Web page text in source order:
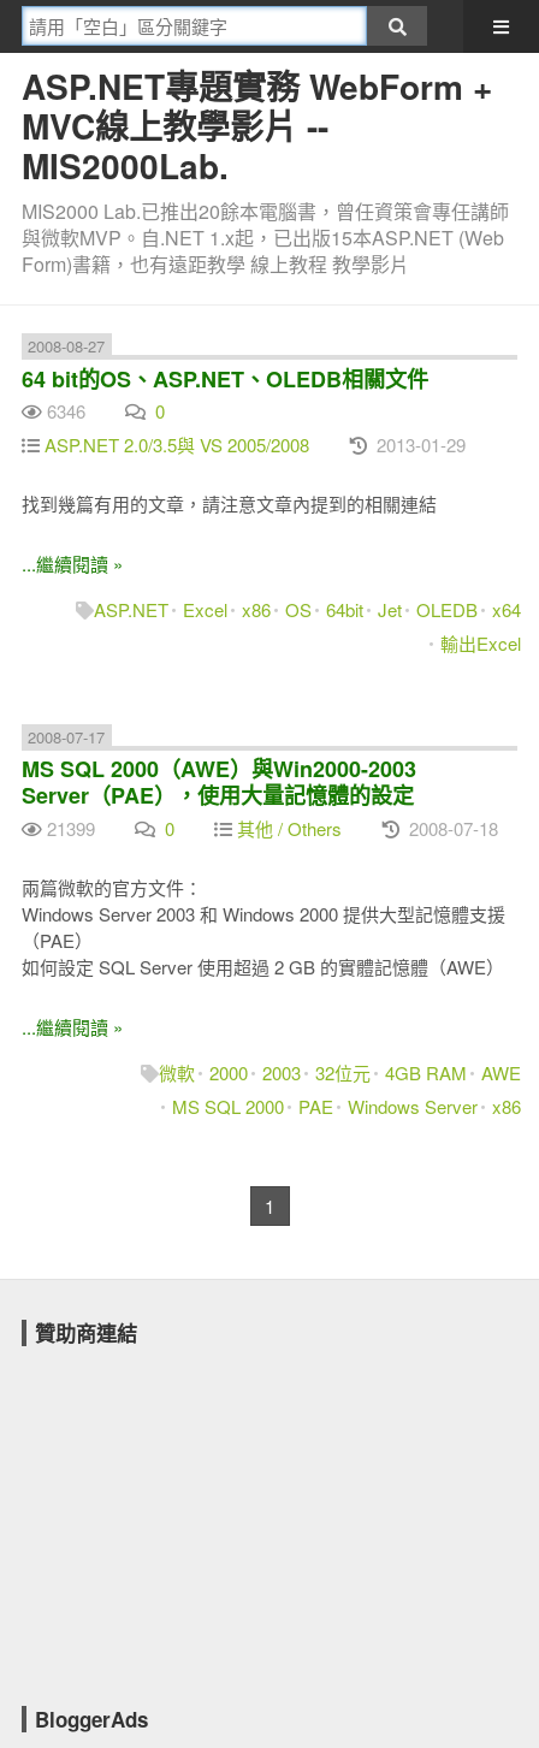
ASP.NET專題實務 WebForm +
MVC線上教學影片 --
MIS2000Lab.
MIS2000 Lab.已推出20餘本電腦書，曾任資策會專任講師
與微軟MVP。自.NET 1.x起，已出版15本ASP.NET (Web
Form)書籍，也有遠距教學 線上教程 教學影片
2008-08-27
64 bit的OS、ASP.NET、OLEDB相關文件
6346
0
ASP.NET 2.0/3.5與 VS 2005/2008
2013-01-29
找到幾篇有用的文章，請注意文章內提到的相關連結
...繼續閱讀 »
ASP.NET
Excel x86 OS 64bit Jet OLEDB x64
輸出Excel
2008-07-17
MS SQL 2000（AWE）與Win2000-2003
Server（PAE），使用大量記憶體的設定
21399 0 其他 / Others 2008-07-18
兩篇微軟的官方文件：
Windows Server 2003 和 Windows 2000 提供大型記憶體支援
（PAE）
如何設定 SQL Server 使用超過 2 GB 的實體記憶體（AWE）
...繼續閱讀 »
微軟 2000 2003 32位元 4GB RAM
AWE
MS SQL 2000
PAE Windows Server x86
1
贊助商連結
BloggerAds